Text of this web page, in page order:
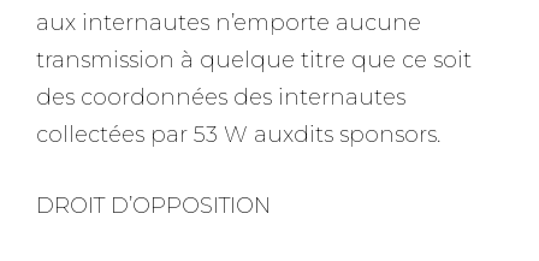
aux internautes n’emporte aucune
transmission à quelque titre que ce soit
des coordonnées des internautes
collectées par 53 W auxdits sponsors.
DROIT D’OPPOSITION